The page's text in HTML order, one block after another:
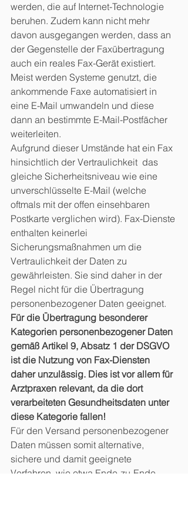
werden, die auf Internet-Technologie
beruhen. Zudem kann nicht mehr
davon ausgegangen werden, dass an
der Gegenstelle der Faxübertragung
auch ein reales Fax-Gerät existiert.
Meist werden Systeme genutzt, die
ankommende Faxe automatisiert in
eine E-Mail umwandeln und diese
dann an bestimmte E-Mail-Postfächer
weiterleiten.
Aufgrund dieser Umstände hat ein Fax
hinsichtlich der Vertraulichkeit  das
gleiche Sicherheitsniveau wie eine
unverschlüsselte E-Mail (welche
oftmals mit der offen einsehbaren
Postkarte verglichen wird). Fax-Dienste
enthalten keinerlei
Sicherungsmaßnahmen um die
Vertraulichkeit der Daten zu
gewährleisten. Sie sind daher in der
Regel nicht für die Übertragung
personenbezogener Daten geeignet.
Für die Übertragung besonderer
Kategorien personenbezogener Daten
gemäß Artikel 9, Absatz 1 der DSGVO
ist die Nutzung von Fax-Diensten
daher unzulässig. Dies ist vor allem für
Arztpraxen relevant, da die dort
verarbeiteten Gesundheitsdaten unter
diese Kategorie fallen!
Für den Versand personenbezogener
Daten müssen somit alternative,
sichere und damit geeignete
Verfahren, wie etwa Ende-zu-Ende